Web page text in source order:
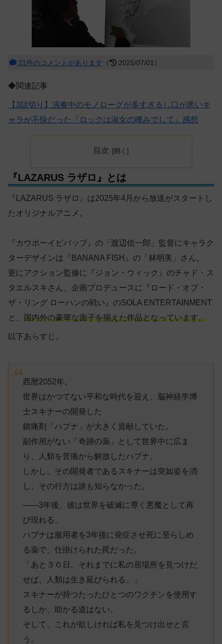
21件のコメントがあります （ 2025/07/01）
◆関連記事
【3話切り】演奏中のモノローグが多すぎるし口が悪いキ
ャラが不快だった『ロックは淑女の嗜みでして』感想
目次
『LAZARUS ラザロ』とは
『LAZARUS ラザロ』は2025年4月から放送がスタートし
たオリジナルアニメ。
『カウボーイビバップ』の「渡辺信一郎」監督にキャラク
ターデザインは『BANANA FISH』の「林明美」さん。
更にアクション監修に『ジョン・ウィック』のチャド・ス
タエルスキさん、企画プロデュースに『ロード・オブ・
ザ・リング ローハンの戦い』のSOLA ENTERTAINMENT
と、 国内外の豪華な面子を揃えた作品となっています。
以下あらすじ。
西暦2052年。
世界はかつてない平和な時代を迎え、脳神経学博
士スキナーの開発した
鎮痛剤「ハプナ」が大きく貢献していた。
副作用がない「奇跡の薬」として世界中に広ま
り、人類を苦痛から解放したハプナ。
しかし、その開発者であるスキナーは突如姿を消
し、その行方は誰も知らなかった。
――3年後、彼は世界を破滅に導く悪魔として再
び現れる。
ハプナは服用者を3年後に発症させ死に至らしめ
る薬で、仕掛けられた罠だった。
「あと３０日。それまでに私の居場所を見つけだ
せば、人類は生き延びられる。」
スキナーが持つたったひとつのワクチンを使用す
るしか、助かる道はない。
そして、これが欲しければ私を見つけ出せと言
う。